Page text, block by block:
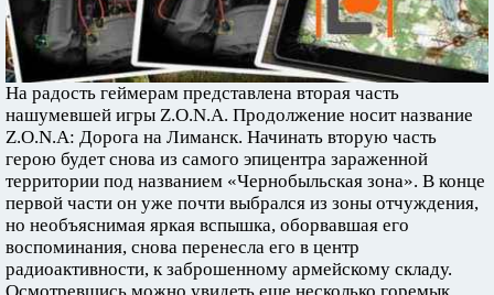
На радость геймерам представлена вторая часть
нашумевшей игры Z.O.N.A. Продолжение носит название
Z.O.N.A: Дорога на Лиманск. Начинать вторую часть
герою будет снова из самого эпицентра зараженной
территории под названием «Чернобыльская зона». В конце
первой части он уже почти выбрался из зоны отчуждения,
но необъяснимая яркая вспышка, оборвавшая его
воспоминания, снова перенесла его в центр
радиоактивности, к заброшенному армейскому складу.